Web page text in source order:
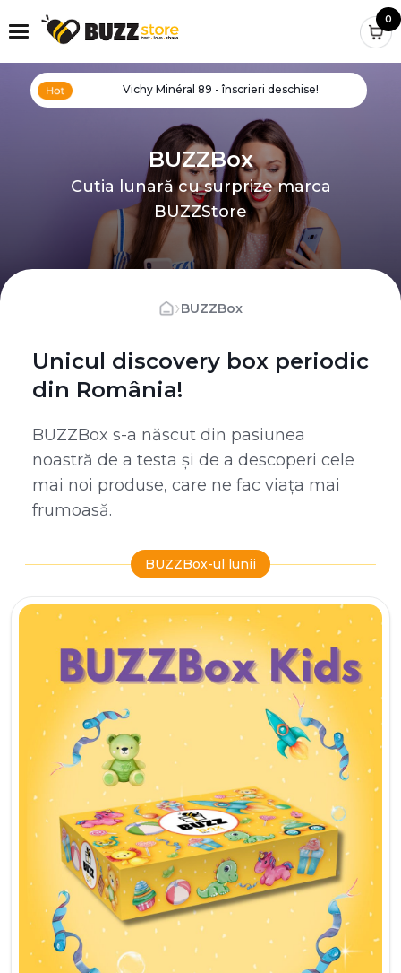
0
Vichy Minéral 89 - înscrieri deschise!
BUZZBox
Cutia lunară cu surprize marca
BUZZStore
›BUZZBox
Unicul discovery box periodic
din România!
BUZZBox s-a născut din pasiunea
noastră de a testa și de a descoperi cele
mai noi produse, care ne fac viața mai
frumoasă.
BUZZBox-ul lunii